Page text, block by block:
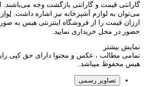
گارانتی قیمت و گارانتی بازگشت وجه
می‌توان به لوازم آشپزخانه نیز اشاره داشت.
ارزان قیمت را از فروشگاه اینترنتی هیس به
حضور در محل خریداری نمایید.
نمایش بیشتر
تمامی مطالب ، عکس و محتوا دارای حق کپی
هیس محفوظ میباشد.
تصاویر رسمی